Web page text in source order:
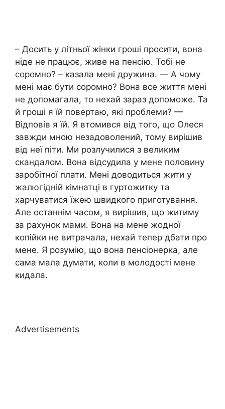
– Досить у літньої жінки гроші просити, вона
ніде не працює, живе на пенсію. Тобі не
соромно? – казала мені дружина. — А чому
мені має бути соромно? Вона все життя мені
не допомагала, то нехай зараз допоможе. Та
й гроші я їй повертаю, які проблеми? —
Відповів я їй. Я втомився від того, що Олеся
завжди мною незадоволений, тому вирішив
від неї піти. Ми розлучилися з великим
скандалом. Вона відсудила у мене половину
заробітної плати. Мені доводиться жити у
жалюгідній кімнатці в гуртожитку та
харчуватися їжею швидкого приготування.
Але останнім часом, я вирішив, що житиму
за рахунок мами. Вона на мене жодної
копійки не витрачала, нехай тепер дбати про
мене. Я розумію, що вона пенсіонерка, але
сама мала думати, коли в молодості мене
кидала.
Advertisements